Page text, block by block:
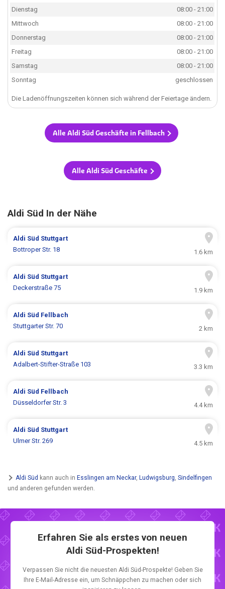
Dienstag
08:00 - 21:00
Mittwoch
08:00 - 21:00
Donnerstag
08:00 - 21:00
Freitag
08:00 - 21:00
Samstag
08:00 - 21:00
Sonntag
geschlossen
Die Ladenöffnungszeiten können sich während der Feiertage ändern.
Alle Aldi Süd Geschäfte in Fellbach
Alle Aldi Süd Geschäfte
Aldi Süd In der Nähe
Aldi Süd Stuttgart
Bottroper Str. 18
1.6 km
Aldi Süd Stuttgart
Deckerstraße 75
1.9 km
Aldi Süd Fellbach
Stuttgarter Str. 70
2 km
Aldi Süd Stuttgart
Adalbert-Stifter-Straße 103
3.3 km
Aldi Süd Fellbach
Düsseldorfer Str. 3
4.4 km
Aldi Süd Stuttgart
Ulmer Str. 269
4.5 km
Aldi Süd kann auch in Esslingen am Neckar, Ludwigsburg, Sindelfingen
und anderen gefunden werden.
Erfahren Sie als erstes von neuen
Aldi Süd-Prospekten!
Verpassen Sie nicht die neuesten Aldi Süd-Prospekte! Geben Sie
Ihre E-Mail-Adresse ein, um Schnäppchen zu machen oder sich